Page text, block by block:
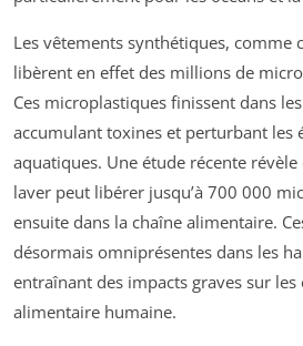
Les vêtements synthétiques, comme
libèrent en effet des millions de
Ces microplastiques finissent dans les
accumulant toxines et perturbant les
aquatiques. Une étude récente révèle
laver peut libérer jusqu’à 700 000
ensuite dans la chaîne alimentaire.
désormais omniprésentes dans les
entraînant des impacts graves sur les
alimentaire humaine.